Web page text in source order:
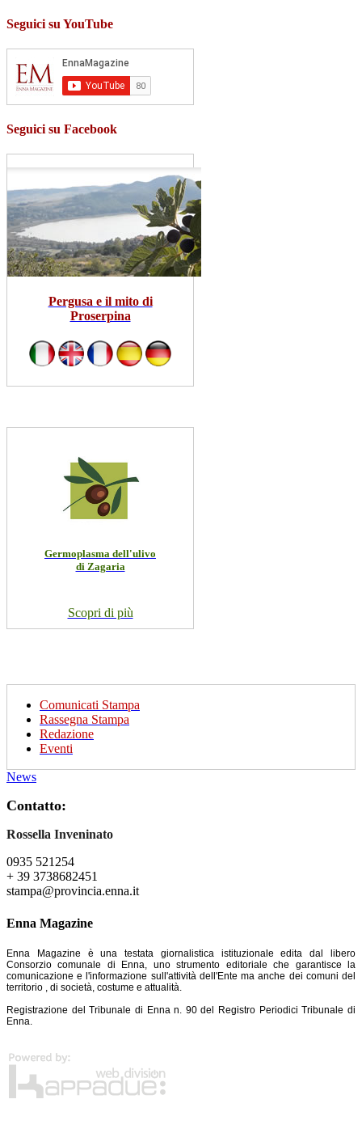
Seguici su YouTube
Seguici su Facebook
Pergusa e il mito di
Proserpina
Germoplasma dell'ulivo
di Zagaria
Scopri di più
Comunicati Stampa
Rassegna Stampa
Redazione
Eventi
News
Contatto:
Rossella Inveninato
0935 521254
+ 39 3738682451
stampa@provincia.enna.it
Enna Magazine
Enna Magazine è una testata giornalistica istituzionale edita dal libero
Consorzio comunale di Enna, uno strumento editoriale che garantisce la
comunicazione e l'informazione sull'attività dell'Ente ma anche dei comuni del
territorio , di società, costume e attualità.
Registrazione del Tribunale di Enna n. 90 del Registro Periodici Tribunale di
Enna.